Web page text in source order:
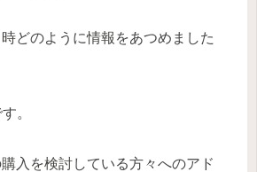
どのように情報をあつめました
。
入を検討している方々へのアド